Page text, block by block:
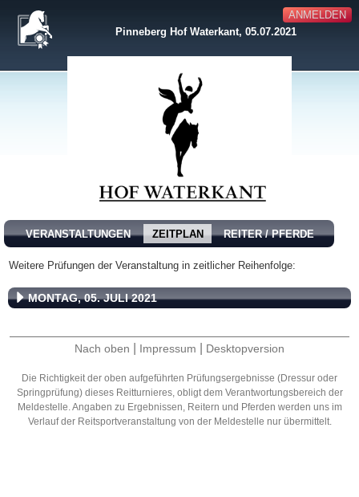
ANMELDEN
Pinneberg Hof Waterkant, 05.07.2021
VERANSTALTUNGEN ZEITPLAN REITER / PFERDE
Weitere Prüfungen der Veranstaltung in zeitlicher Reihenfolge:
MONTAG, 05. JULI 2021
Nach oben Impressum Desktopversion
Die Richtigkeit der oben aufgeführten Prüfungsergebnisse (Dressur oder
Springprüfung) dieses Reitturnieres, obligt dem Verantwortungsbereich der
Meldestelle. Angaben zu Ergebnissen, Reitern und Pferden werden uns im
Verlauf der Reitsportveranstaltung von der Meldestelle nur übermittelt.